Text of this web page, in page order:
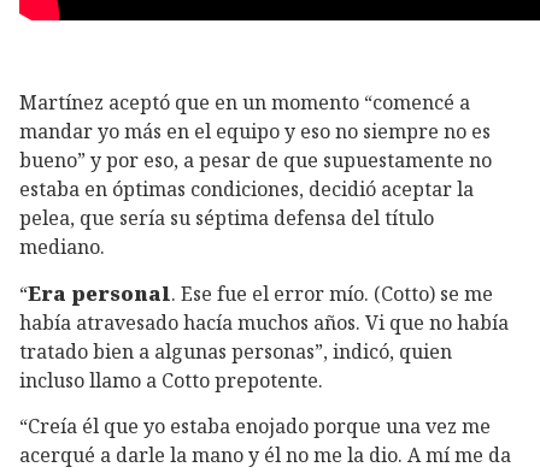
Martínez aceptó que en un momento “comencé a
mandar yo más en el equipo y eso no siempre no es
bueno” y por eso, a pesar de que supuestamente no
estaba en óptimas condiciones, decidió aceptar la
pelea, que sería su séptima defensa del título
mediano.
“Era personal. Ese fue el error mío. (Cotto) se me
había atravesado hacía muchos años. Vi que no había
tratado bien a algunas personas”, indicó, quien
incluso llamo a Cotto prepotente.
“Creía él que yo estaba enojado porque una vez me
acerqué a darle la mano y él no me la dio. A mí me da